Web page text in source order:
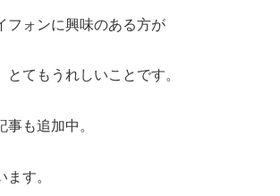
フォンに興味のある方が
とてもうれしいことです。
も追加中。
す。